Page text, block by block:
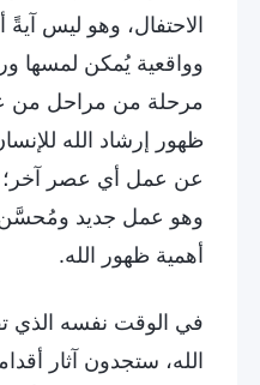
الاحتفال، وهو ليس
وواقعية يُمكن لمسها
مرحلة من مراحل من
ظهور إرشاد الله
عن عمل أي عصر آخر؛
وهو عمل جديد
أهمية ظهور الله.
في الوقت نفسه الذي
الله، ستجدون آثار